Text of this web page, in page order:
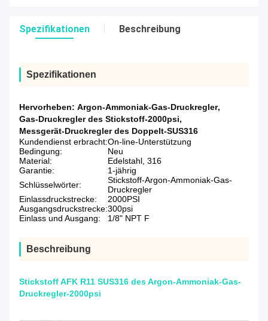
Spezifikationen Beschreibung
Spezifikationen
Hervorheben: Argon-Ammoniak-Gas-Druckregler,
Gas-Druckregler des Stickstoff-2000psi,
Messgerät-Druckregler des Doppelt-SUS316
Kundendienst erbracht:On-line-Unterstützung
Bedingung:
Neu
Material:
Edelstahl, 316
Garantie:
1-jährig
Schlüsselwörter:
Stickstoff-Argon-Ammoniak-Gas-
Druckregler
Einlassdruckstrecke:
2000PSI
Ausgangsdruckstrecke:300psi
Einlass und Ausgang:
1/8" NPT F
Beschreibung
Stickstoff AFK R11 SUS316 des Argon-Ammoniak-Gas-
Druckregler-2000psi